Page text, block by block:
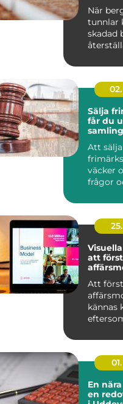
När
tunnlar
skadad
Sälja
får du
samling
Att
väcker
frågor
album
att
Att
kännas
En
en